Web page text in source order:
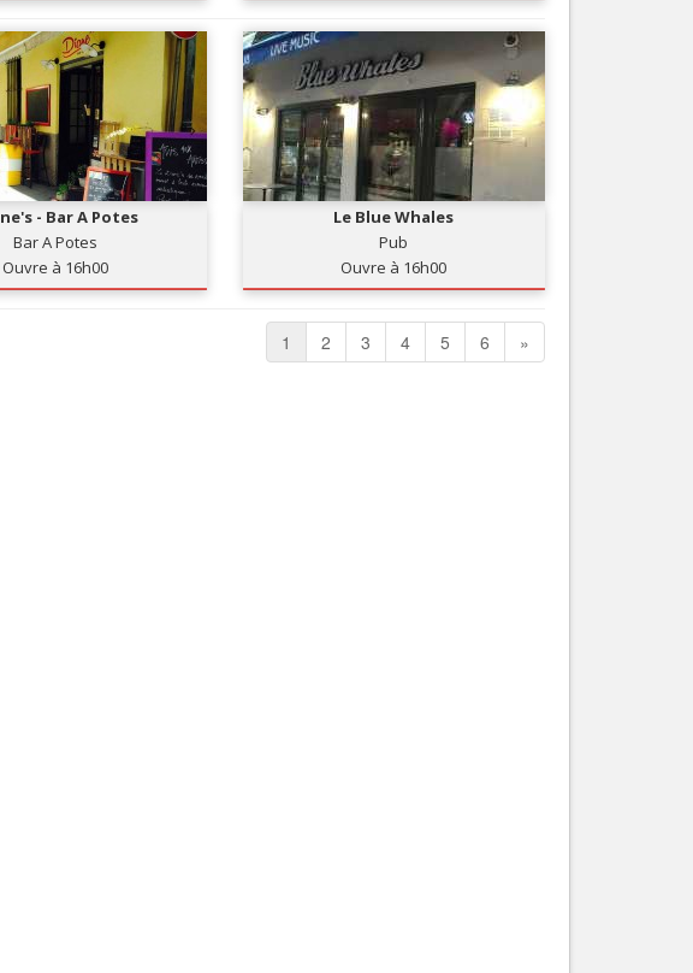
- Bar A Potes
Bar A Potes
Ouvre à 16h00
Le Blue Whales
Pub
Ouvre à 16h00
1 2 3 4 5 6 »